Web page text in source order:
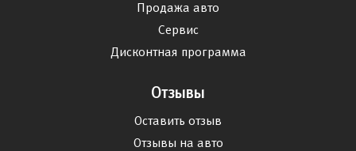
Продажа авто
Сервис
Дисконтная программа
Отзывы
Оставить отзыв
Отзывы на авто